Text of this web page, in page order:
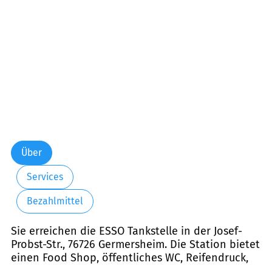
Über
Services
Bezahlmittel
Sie erreichen die ESSO Tankstelle in der Josef-
Probst-Str., 76726 Germersheim. Die Station bietet
einen Food Shop, öffentliches WC, Reifendruck,